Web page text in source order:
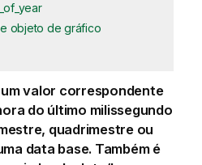
objeto de gráfico
valor correspondente
do último milissegundo
quadrimestre ou
data base. Também é